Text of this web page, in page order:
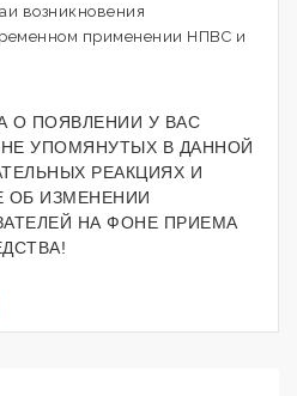
возникновения
применении НПВС и
О ПОЯВЛЕНИИ У ВАС
УПОМЯНУТЫХ В ДАННОЙ
РЕАКЦИЯХ И
ОБ ИЗМЕНЕНИИ
НА ФОНЕ ПРИЕМА